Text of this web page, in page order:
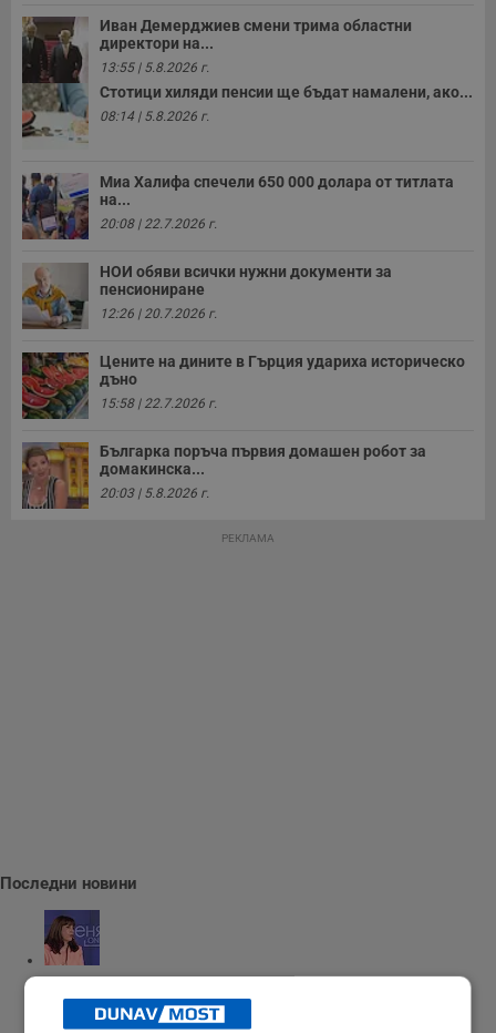
Иван Демерджиев смени трима областни
директори на...
13:55 | 5.8.2026 г.
Стотици хиляди пенсии ще бъдат намалени, ако...
08:14 | 5.8.2026 г.
Миа Халифа спечели 650 000 долара от титлата
на...
20:08 | 22.7.2026 г.
НОИ обяви всички нужни документи за
пенсиониране
12:26 | 20.7.2026 г.
Цените на дините в Гърция удариха историческо
дъно
15:58 | 22.7.2026 г.
Българка поръча първия домашен робот за
домакинска...
20:03 | 5.8.2026 г.
РЕКЛАМА
Последни новини
Наталия Ефремова: Минималната заплата няма да е 620 евро